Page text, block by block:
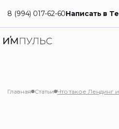
8 (994) 017-62-60Написать в
Главная Статьи Что такое Лендинг